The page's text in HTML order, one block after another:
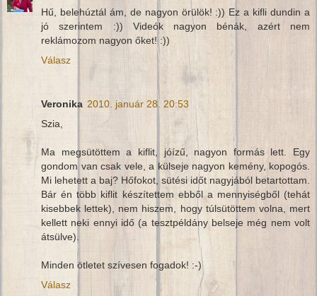
Hű, belehúztál ám, de nagyon örülök! :)) Ez a kifli dundin a
jó szerintem :)) Videók nagyon bénák, azért nem
reklámozom nagyon őket! :))
Válasz
Veronika 2010. január 28. 20:53
Szia,
Ma megsütöttem a kiflit, jóízű, nagyon formás lett. Egy
gondom van csak vele, a külseje nagyon kemény, kopogós.
Mi lehetett a baj? Hőfokot, sütési időt nagyjából betartottam.
Bár én több kiflit készítettem ebből a mennyiségből (tehát
kisebbek lettek), nem hiszem, hogy túlsütöttem volna, mert
kellett neki ennyi idő (a tesztpéldány belseje még nem volt
átsülve).
Minden ötletet szívesen fogadok! :-)
Válasz